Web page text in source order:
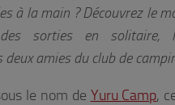
à la main ? Découvrez le
sorties en solitaire,
deux amies du club de
le nom de Yuru Camp,